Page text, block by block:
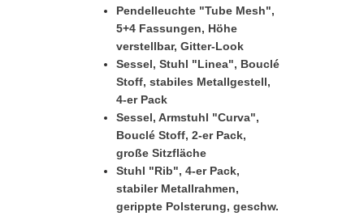
Pendelleuchte "Tube Mesh",
5+4 Fassungen, Höhe
verstellbar, Gitter-Look
Sessel, Stuhl "Linea", Bouclé
Stoff, stabiles Metallgestell,
4-er Pack
Sessel, Armstuhl "Curva",
Bouclé Stoff, 2-er Pack,
große Sitzfläche
Stuhl "Rib", 4-er Pack,
stabiler Metallrahmen,
gerippte Polsterung, geschw.